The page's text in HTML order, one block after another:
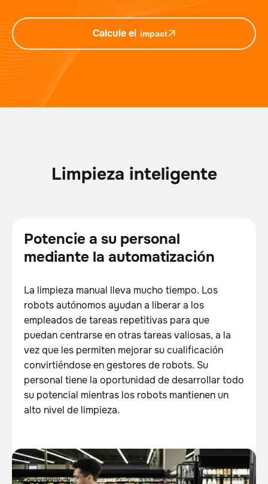
Calcule el impact
Limpieza inteligente
Potencie a su personal
mediante la automatización
La limpieza manual lleva mucho tiempo. Los
robots autónomos ayudan a liberar a los
empleados de tareas repetitivas para que
puedan centrarse en otras tareas valiosas, a la
vez que les permiten mejorar su cualificación
convirtiéndose en gestores de robots. Su
personal tiene la oportunidad de desarrollar todo
su potencial mientras los robots mantienen un
alto nivel de limpieza.